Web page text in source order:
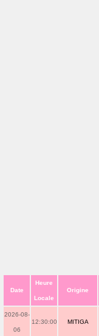
Date
Heure
Locale
Origine
2026-08-
06
12:30:00 MITIGA